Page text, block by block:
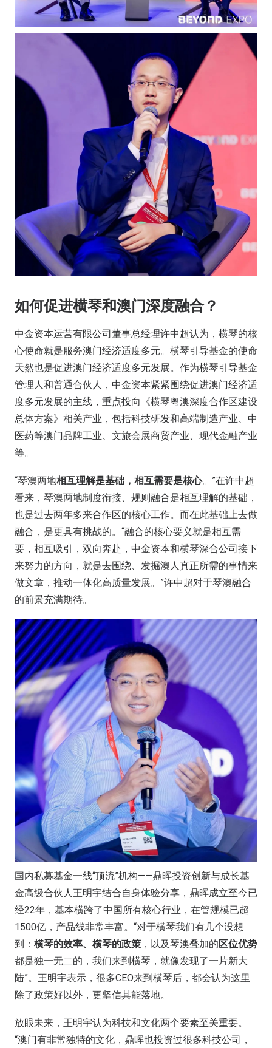
如何促进横琴和澳门深度融合？
中金资本运营有限公司董事总经理许中超认为，横琴的核
心使命就是服务澳门经济适度多元。横琴引导基金的使命
天然也是促进澳门经济适度多元发展。作为横琴引导基金
管理人和普通合伙人，中金资本紧紧围绕促进澳门经济适
度多元发展的主线，重点投向《横琴粤澳深度合作区建设
总体方案》相关产业，包括科技研发和高端制造产业、中
医药等澳门品牌工业、文旅会展商贸产业、现代金融产业
等。
“琴澳两地相互理解是基础，相互需要是核心。”在许中超
看来，琴澳两地制度衔接、规则融合是相互理解的基础，
也是过去两年多来合作区的核心工作。而在此基础上去做
融合，是更具有挑战的。“融合的核心要义就是相互需
要，相互吸引，双向奔赴，中金资本和横琴深合公司接下
来努力的方向，就是去围绕、发掘澳人真正所需的事情来
做文章，推动一体化高质量发展。”许中超对于琴澳融合
的前景充满期待。
国内私募基金一线“顶流”机构——鼎晖投资创新与成长基
金高级合伙人王明宇结合自身体验分享，鼎晖成立至今已
经22年，基本横跨了中国所有核心行业，在管规模已超
1500亿，产品线非常丰富。“对于横琴我们有几个没想
到： 横琴的效率、横琴的政策 ，以及琴澳叠加的 区位优势
都是独一无二的，我们来到横琴，就像发现了一片新大
陆”。王明宇表示，很多CEO来到横琴后，都会认为这里
除了政策好以外，更坚信其能落地。
放眼未来，王明宇认为科技和文化两个要素至关重要。
“澳门有非常独特的文化，鼎晖也投资过很多科技公司，